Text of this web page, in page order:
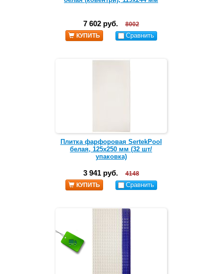
7 602 руб.
8002
КУПИТЬ
Сравнить
Плитка фарфоровая SertekPool
белая, 125х250 мм (32 шт/
упаковка)
3 941 руб.
4148
КУПИТЬ
Сравнить